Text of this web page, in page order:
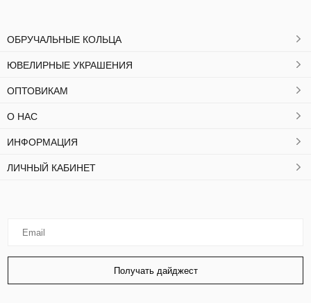
ОБРУЧАЛЬНЫЕ КОЛЬЦА
ЮВЕЛИРНЫЕ УКРАШЕНИЯ
ОПТОВИКАМ
О НАС
ИНФОРМАЦИЯ
ЛИЧНЫЙ КАБИНЕТ